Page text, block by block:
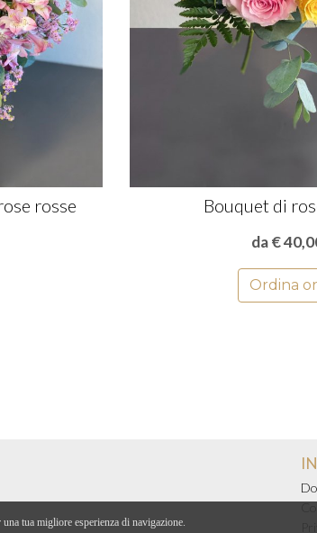
rosse Bouquet di
da €
Ordina
una tua migliore esperienza di navigazione.